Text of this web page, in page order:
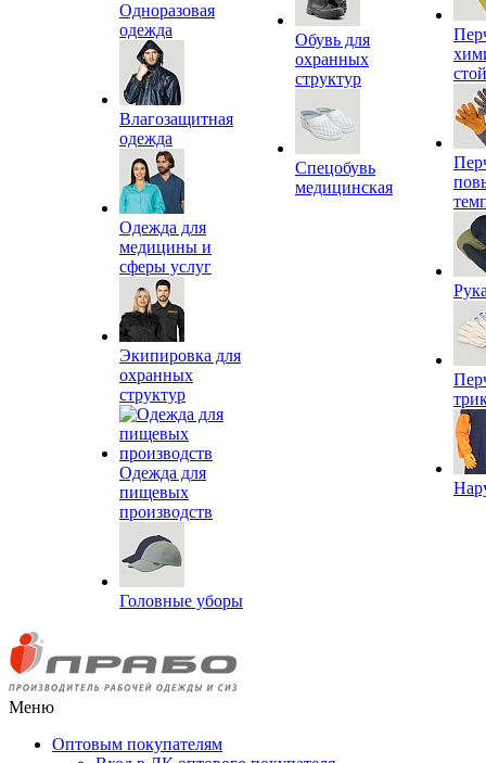
Одноразовая
одежда
Влагозащитная
одежда
Одежда для
медицины и
сферы услуг
Экипировка для
охранных
структур
Одежда для
пищевых
производств
Головные уборы
Обувь для
охранных
структур
Спецобувь
медицинская
Меню
Оптовым покупателям